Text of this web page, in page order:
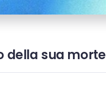
della sua morte